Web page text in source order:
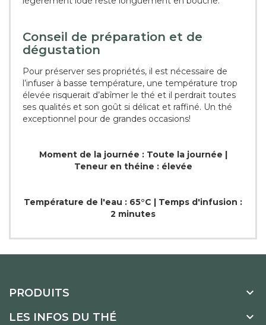
Conseil de préparation et de
dégustation
Pour préserver ses propriétés, il est nécessaire de
l’infuser à basse température, une température trop
élevée risquerait d’abîmer le thé et il perdrait toutes
ses qualités et son goût si délicat et raffiné. Un thé
exceptionnel pour de grandes occasions!
Moment de la journée : Toute la journée |
Teneur en théine : élevée
Température de l'eau : 65°C | Temps d'infusion :
2 minutes
PRODUITS 
LES INFOS DU THÉ 